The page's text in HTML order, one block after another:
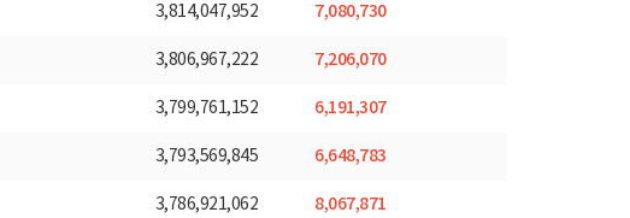
3,814,047,952 7,080,730
3,806,967,222 7,206,070
3,799,761,152 6,191,307
3,793,569,845 6,648,783
3,786,921,062 8,067,871